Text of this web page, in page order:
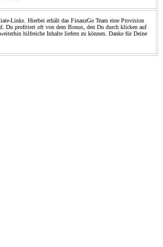
Links. Hierbei erhält das FinanzGo Team eine Provision
Du profitiert oft von dem Bonus, den Du durch klicken auf
hilfreiche Inhalte liefern zu können. Danke für Deine